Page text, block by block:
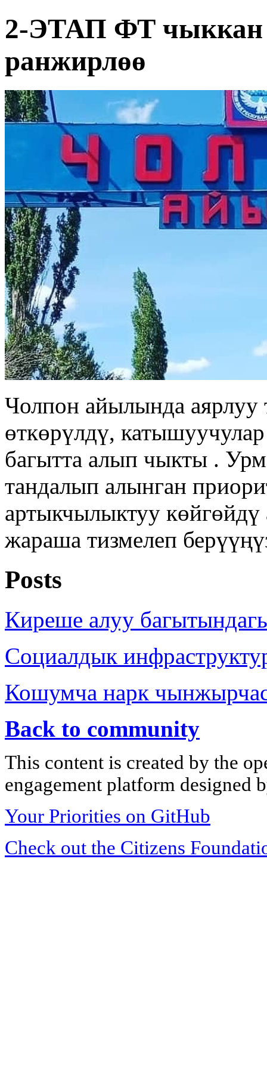
2-ЭТАП ФТ чыккан
ранжирлөө
Чолпон айылында аярлуу
өткөрүлдү,
багытта алып чыкты .
тандалып алынган
артыкчылыктуу көйгөйдү
жараша тизмелеп
Posts
Киреше алуу
Социалдык
Кошумча нарк
Back to community
This content is created by the
engagement platform designed
Your Priorities on GitHub
Check out the Citizens